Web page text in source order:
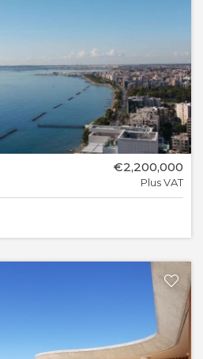
€2,200,000
Plus VAT